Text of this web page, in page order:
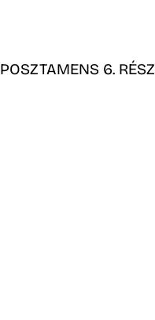
POSZTAMENS 6. RÉSZ